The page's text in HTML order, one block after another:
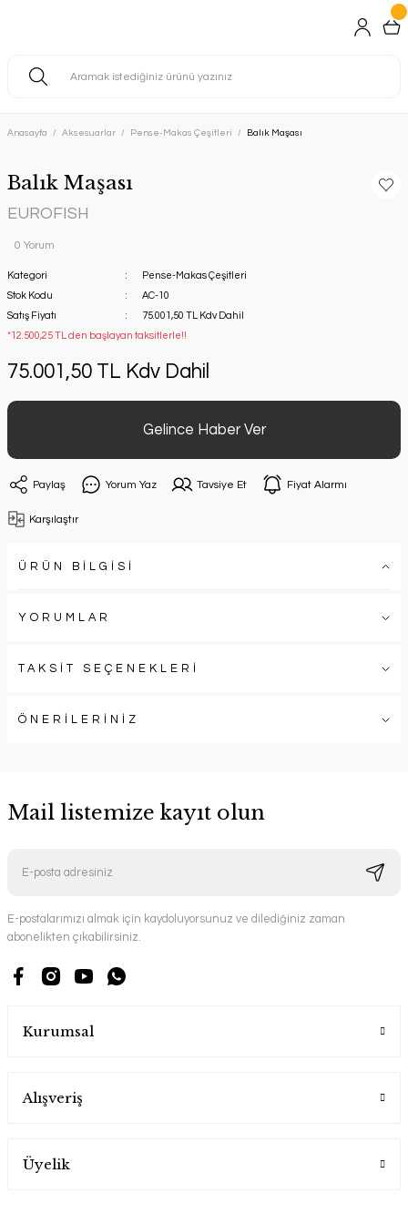
Anasayfa Aksesuarlar Pense-Makas Çeşitleri Balık Maşası
Balık Maşası
EUROFISH
0 Yorum
Kategori
Pense-Makas Çeşitleri
Stok Kodu
AC-10
Satış Fiyatı
75.001,50 TL Kdv Dahil
*12.500,25 TL den başlayan taksitlerle!!
75.001,50 TL Kdv Dahil
Gelince Haber Ver
Paylaş Yorum Yaz Tavsiye Et Fiyat Alarmı
Karşılaştır
ÜRÜN BİLGİSİ
YORUMLAR
TAKSİT SEÇENEKLERİ
ÖNERİLERİNİZ
Mail listemize kayıt olun
E-postalarımızı almak için kaydoluyorsunuz ve dilediğiniz zaman
abonelikten çıkabilirsiniz.
Kurumsal
Alışveriş
Üyelik